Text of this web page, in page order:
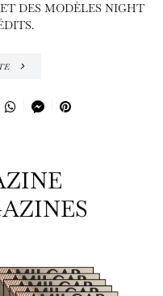
DES MODÈLES NIGHT